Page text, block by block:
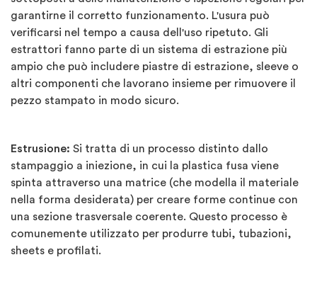
garantirne il corretto funzionamento. L'usura può
verificarsi nel tempo a causa dell'uso ripetuto. Gli
estrattori fanno parte di un sistema di estrazione più
ampio che può includere piastre di estrazione, sleeve o
altri componenti che lavorano insieme per rimuovere il
pezzo stampato in modo sicuro.
Estrusione: Si tratta di un processo distinto dallo
stampaggio a iniezione, in cui la plastica fusa viene
spinta attraverso una matrice (che modella il materiale
nella forma desiderata) per creare forme continue con
una sezione trasversale coerente. Questo processo è
comunemente utilizzato per produrre tubi, tubazioni,
sheets e profilati.